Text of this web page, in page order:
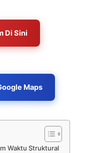
Di Sini
Maps
Waktu Struktural